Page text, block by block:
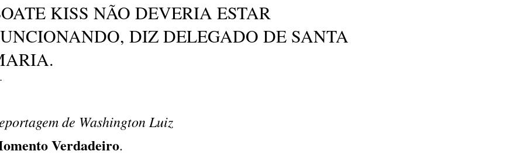
KISS NÃO DEVERIA ESTAR
DIZ DELEGADO DE SANTA
de Washington Luiz
Verdadeiro.